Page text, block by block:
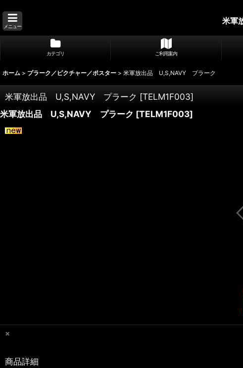
メニュー
米軍
カテゴリ ご利用案内
ホーム > プラーク／ピクチャー／ポスター > 米軍放出品 U,S,NAVY プラーク
米軍放出品 U,S,NAVY プラーク [TELM1F003]
米軍放出品 U,S,NAVY プラーク [TELM1F003]
×
商品詳細